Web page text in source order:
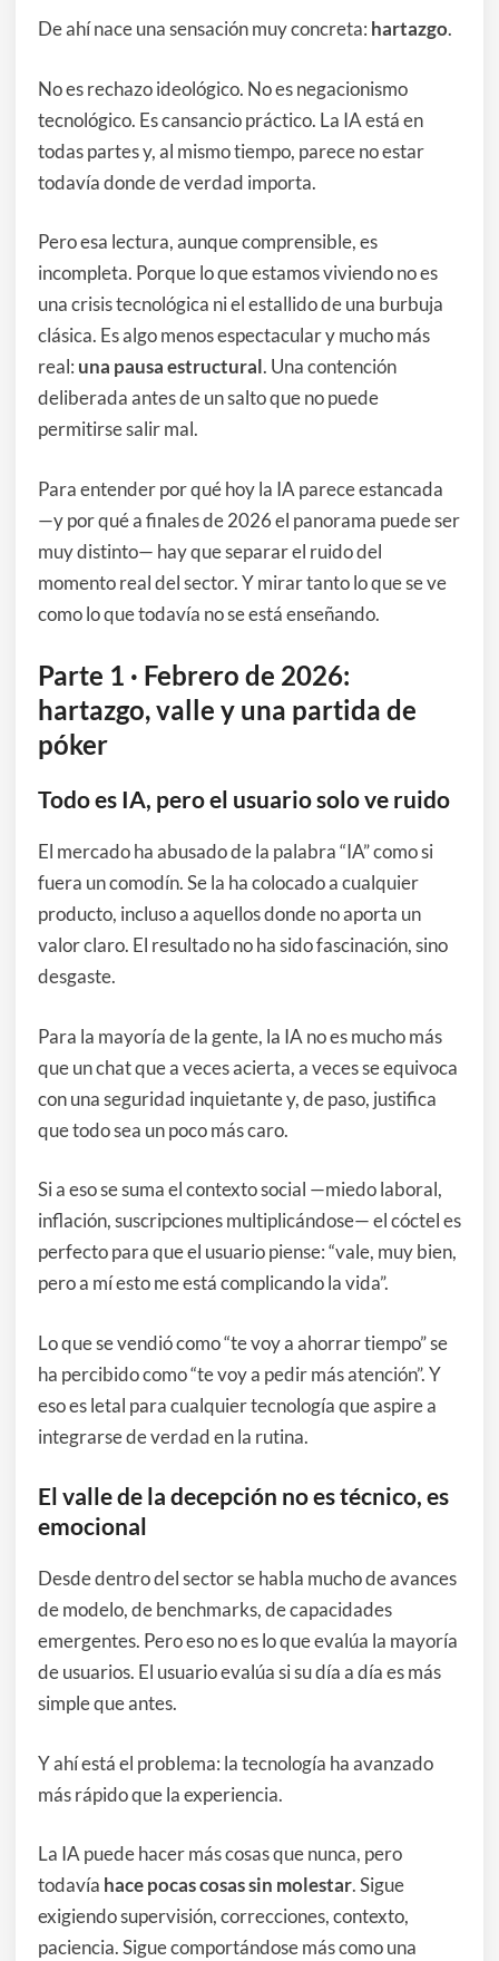
De ahí nace una sensación muy concreta: hartazgo.
No es rechazo ideológico. No es negacionismo
tecnológico. Es cansancio práctico. La IA está en
todas partes y, al mismo tiempo, parece no estar
todavía donde de verdad importa.
Pero esa lectura, aunque comprensible, es
incompleta. Porque lo que estamos viviendo no es
una crisis tecnológica ni el estallido de una burbuja
clásica. Es algo menos espectacular y mucho más
real: una pausa estructural. Una contención
deliberada antes de un salto que no puede
permitirse salir mal.
Para entender por qué hoy la IA parece estancada
—y por qué a finales de 2026 el panorama puede ser
muy distinto— hay que separar el ruido del
momento real del sector. Y mirar tanto lo que se ve
como lo que todavía no se está enseñando.
Parte 1 · Febrero de 2026:
hartazgo, valle y una partida de
póker
Todo es IA, pero el usuario solo ve ruido
El mercado ha abusado de la palabra “IA” como si
fuera un comodín. Se la ha colocado a cualquier
producto, incluso a aquellos donde no aporta un
valor claro. El resultado no ha sido fascinación, sino
desgaste.
Para la mayoría de la gente, la IA no es mucho más
que un chat que a veces acierta, a veces se equivoca
con una seguridad inquietante y, de paso, justifica
que todo sea un poco más caro.
Si a eso se suma el contexto social —miedo laboral,
inflación, suscripciones multiplicándose— el cóctel es
perfecto para que el usuario piense: “vale, muy bien,
pero a mí esto me está complicando la vida”.
Lo que se vendió como “te voy a ahorrar tiempo” se
ha percibido como “te voy a pedir más atención”. Y
eso es letal para cualquier tecnología que aspire a
integrarse de verdad en la rutina.
El valle de la decepción no es técnico, es
emocional
Desde dentro del sector se habla mucho de avances
de modelo, de benchmarks, de capacidades
emergentes. Pero eso no es lo que evalúa la mayoría
de usuarios. El usuario evalúa si su día a día es más
simple que antes.
Y ahí está el problema: la tecnología ha avanzado
más rápido que la experiencia.
La IA puede hacer más cosas que nunca, pero
todavía hace pocas cosas sin molestar. Sigue
exigiendo supervisión, correcciones, contexto,
paciencia. Sigue comportándose más como una